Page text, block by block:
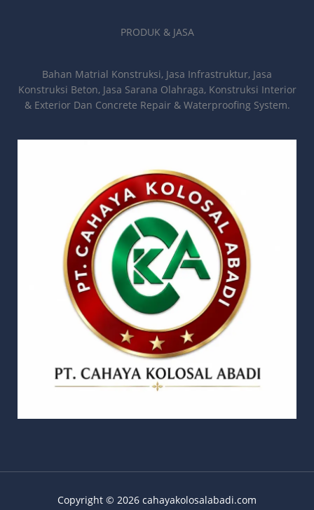
PRODUK & JASA
Bahan Matrial Konstruksi, Jasa Infrastruktur, Jasa
Konstruksi Beton, Jasa Sarana Olahraga, Konstruksi Interior
& Exterior Dan Concrete Repair & Waterproofing System.
Copyright © 2026 cahayakolosalabadi.com